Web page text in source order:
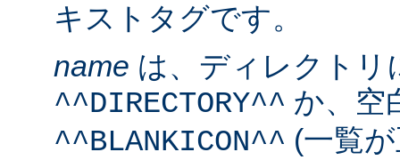
キストタグです。
name は、ディレクトリ
^^DIRECTORY^^ か、空
^^BLANKICON^^ (一覧